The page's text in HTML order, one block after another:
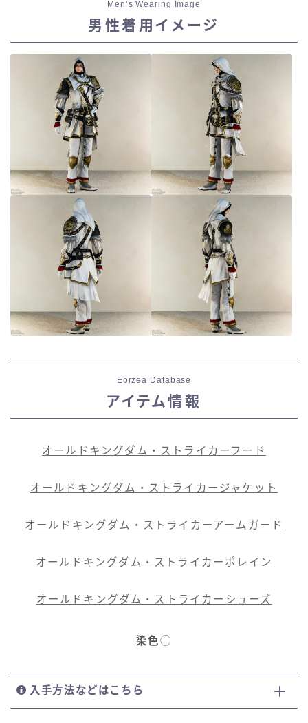
Men’s Wearing Image
男性着用イメージ
Eorzea Database
アイテム情報
オールドキングダム・ストライカーフード
オールドキングダム・ストライカージャケット
オールドキングダム・ストライカーアームガード
オールドキングダム・ストライカーポレイン
オールドキングダム・ストライカーシューズ
染色◯
入手方法などはこちら